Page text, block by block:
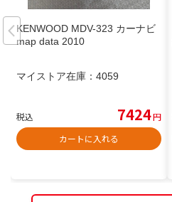
KENWOOD MDV-323 カーナビ
map data 2010
マイストア在庫： 4059
税込 7424円
カートに入れる